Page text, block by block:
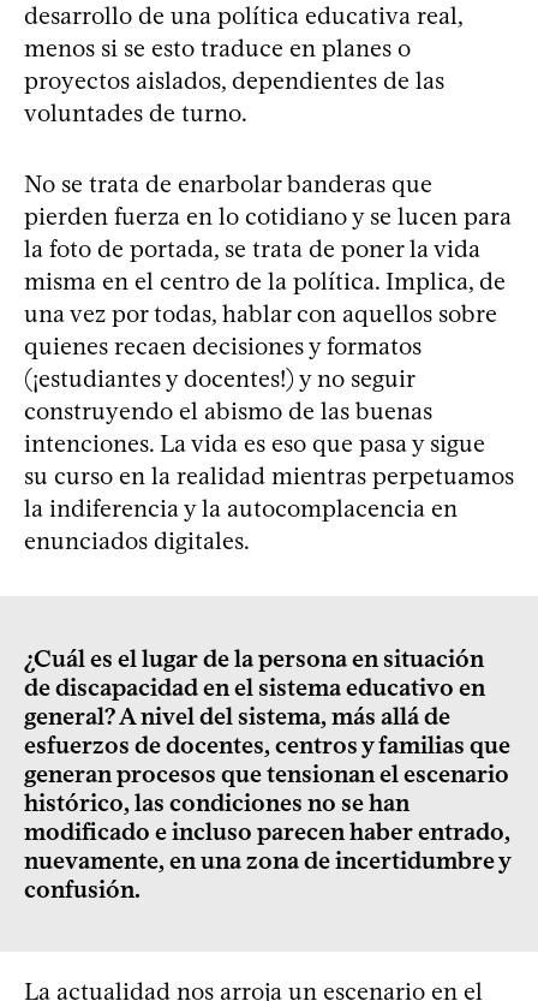
desarrollo de una política educativa real,
menos si se esto traduce en planes o
proyectos aislados, dependientes de las
voluntades de turno.
No se trata de enarbolar banderas que
pierden fuerza en lo cotidiano y se lucen para
la foto de portada, se trata de poner la vida
misma en el centro de la política. Implica, de
una vez por todas, hablar con aquellos sobre
quienes recaen decisiones y formatos
(¡estudiantes y docentes!) y no seguir
construyendo el abismo de las buenas
intenciones. La vida es eso que pasa y sigue
su curso en la realidad mientras perpetuamos
la indiferencia y la autocomplacencia en
enunciados digitales.
¿Cuál es el lugar de la persona en situación
de discapacidad en el sistema educativo en
general? A nivel del sistema, más allá de
esfuerzos de docentes, centros y familias que
generan procesos que tensionan el escenario
histórico, las condiciones no se han
modificado e incluso parecen haber entrado,
nuevamente, en una zona de incertidumbre y
confusión.
La actualidad nos arroja un escenario en el